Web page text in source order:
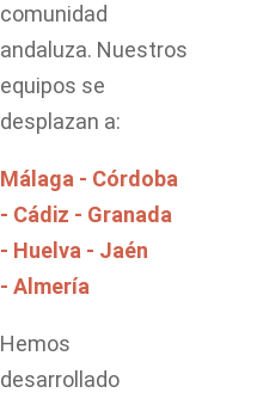
comunidad
andaluza. Nuestros
equipos se
desplazan a:
Málaga - Córdoba
- Cádiz - Granada
- Huelva - Jaén
- Almería
Hemos
desarrollado